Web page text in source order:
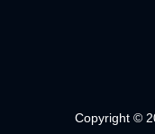
Copyright ©